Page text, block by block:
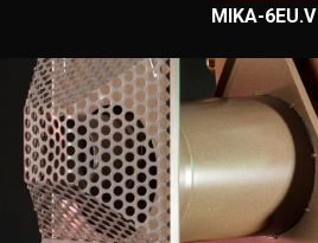
MIKA-6EU.V